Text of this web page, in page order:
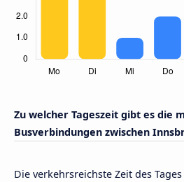
Zu welcher Tageszeit gibt es die
Busverbindungen zwischen
Die verkehrsreichste Zeit des